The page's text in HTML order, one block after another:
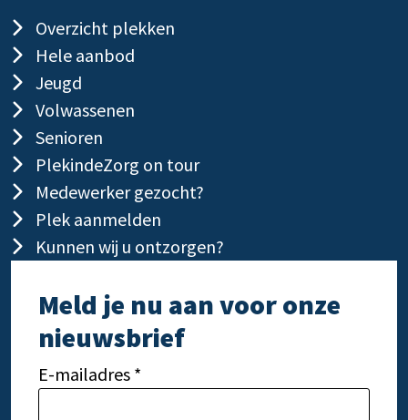
Overzicht plekken
Hele aanbod
Jeugd
Volwassenen
Senioren
PlekindeZorg on tour
Medewerker gezocht?
Plek aanmelden
Kunnen wij u ontzorgen?
Meld je nu aan voor onze
nieuwsbrief
E-mailadres *